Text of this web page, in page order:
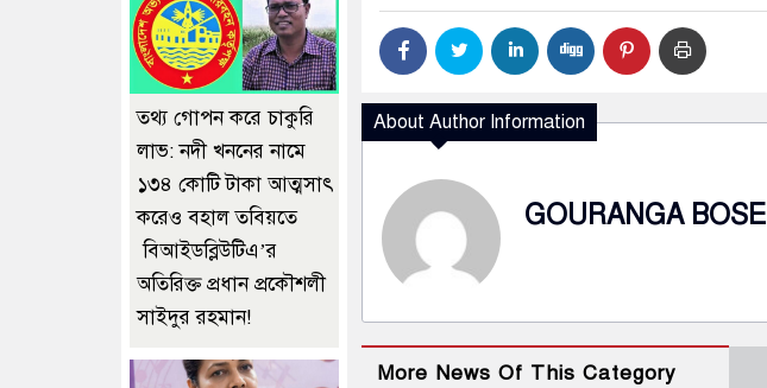
About Author Information
GOURANGA BOSE
More News Of This Category
তথ্য গোপন করে চাকুরি
লাভ: নদী খননের নামে
১৩৪ কোটি টাকা আত্মসাৎ
করেও বহাল তবিয়তে
বিআইডব্লিউটিএ’র
অতিরিক্ত প্রধান প্রকৌশলী
সাইদুর রহমান!